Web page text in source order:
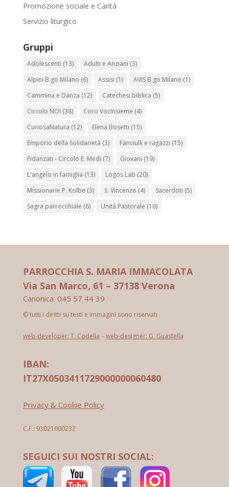
Promozione sociale e Carità
Servizio liturgico
Gruppi
Adolescenti (13) Adulti e Anziani (3)
Alpini B.go Milano (6) Assisi (1) AVIS B.go Milano (1)
Cammina e Danza (12) Catechesi biblica (5)
Circolo NOI (38) Coro VocInsieme (4)
CuriosaNatura (12) Elena Bosetti (15)
Emporio della Solidarietà (3) Fanciulli e ragazzi (15)
Fidanzati - Circolo E. Medi (7) Giovani (19)
L'angelo in famiglia (13) Logos Lab (20)
Missionarie P. Kolbe (3) S. Vincenzo (4) Sacerdoti (5)
Sagra parrocchiale (6) Unità Pastorale (10)
PARROCCHIA S. MARIA IMMACOLATA
Via San Marco, 61 – 37138 Verona
Canonica: 045 57 44 39
© tutti i diritti su testi e immagini sono riservati
web-developer: T. Codella –web-designer: G. Guastella
IBAN:
IT27X0503411729000000060480
Privacy & Cookie Policy
C.F.: 93021000232
SEGUICI SUI NOSTRI SOCIAL: